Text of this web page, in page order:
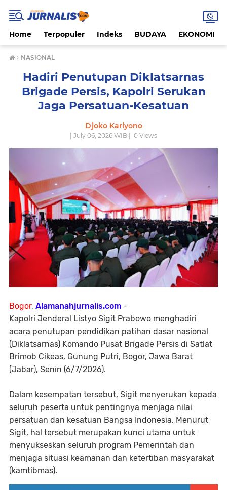
Home Terpopuler Indeks BUDAYA EKONOMI
› NASIONAL
Hadiri Penutupan Diklatsarnas
Brigade Persis, Kapolri Serukan
Jaga Persatuan-Kesatuan
Djoko Kariyono
| July 06, 2026 WIB | 0 Views
Bogor, Alamanahjurnalis.com -
Kapolri Jenderal Listyo Sigit Prabowo menghadiri
acara penutupan pendidikan patihan dasar nasional
(Diklatsarnas) Komando Pusat Brigade Persis di Satlat
Brimob Cikeas, Gunung Putri, Bogor, Jawa Barat
(Jabar), Senin (6/7/2026).
Dalam kesempatan tersebut, Sigit menyerukan kepada
seluruh peserta untuk pentingnya menjaga nilai
persatuan dan kesatuan Bangsa Indonesia. Menurut
Sigit, hal tersebut merupakan kunci utama untuk
menyukseskan seluruh program Pemerintah dan
menjaga situasi keamanan dan ketertiban masyarakat
(kamtibmas).